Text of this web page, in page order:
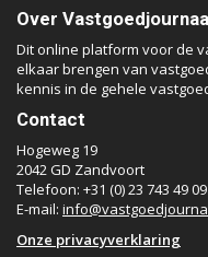
Over
Dit online platform voor de
elkaar brengen van
kennis in de gehele
Contact
Hogeweg 19
2042 GD Zandvoort
Telefoon: +31 (0) 23 743 49 09
E-mail:
Onze privacyverklaring